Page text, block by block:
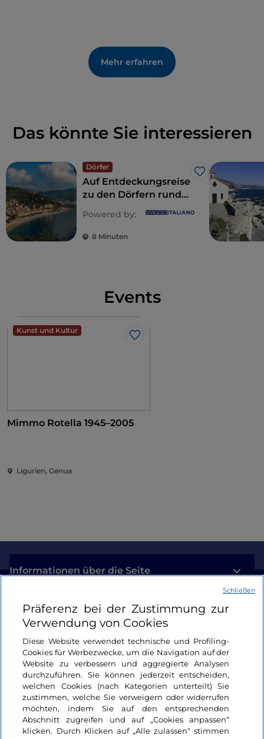
Mehr erfahren
Das könnte Sie interessieren
Dörfer
Like
Auf Entdeckungsreise
zu den Dörfern rund
um Finale Ligure, an
der Riviera di Ponente
Powered by:
8 Minuten
Events
Kunst und Kultur
Like
Mimmo Rotella 1945–2005
Ligurien, Genua
Informationen über die Seite
Nützliche Links
Login
Bleiben wir in Kontakt
Präferenz bei der Zustimmung zur
Verwendung von Cookies
Diese Website verwendet technische und Profiling-
Cookies für Werbezwecke, um die Navigation auf der
Website zu verbessern und aggregierte Analysen
durchzuführen. Sie können jederzeit entscheiden,
welchen Cookies (nach Kategorien unterteilt) Sie
zustimmen, welche Sie verweigern oder widerrufen
möchten, indem Sie auf den entsprechenden
Abschnitt zugreifen und auf „Cookies anpassen“
klicken. Durch Klicken auf „Alle zulassen“ stimmen
Schließen